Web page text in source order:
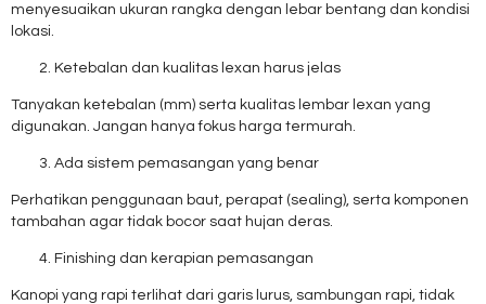
menyesuaikan ukuran rangka dengan lebar bentang dan kondisi
lokasi.
Ketebalan dan kualitas lexan harus jelas
Tanyakan ketebalan (mm) serta kualitas lembar lexan yang
digunakan. Jangan hanya fokus harga termurah.
Ada sistem pemasangan yang benar
Perhatikan penggunaan baut, perapat (sealing), serta komponen
tambahan agar tidak bocor saat hujan deras.
Finishing dan kerapian pemasangan
Kanopi yang rapi terlihat dari garis lurus, sambungan rapi, tidak